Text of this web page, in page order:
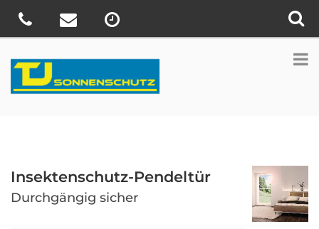
Insektenschutz-Pendeltür
Durchgängig sicher